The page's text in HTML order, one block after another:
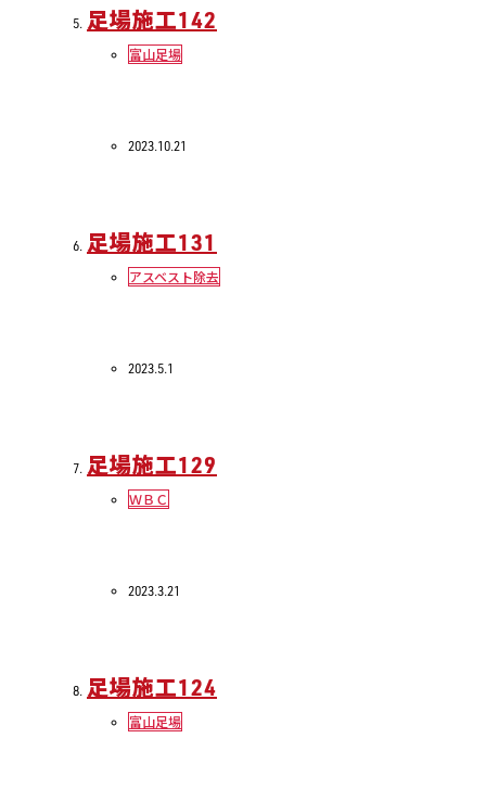
足場施工142
富山足場
2023.10.21
足場施工131
アスベスト除去
2023.5.1
足場施工129
ＷＢＣ
2023.3.21
足場施工124
富山足場